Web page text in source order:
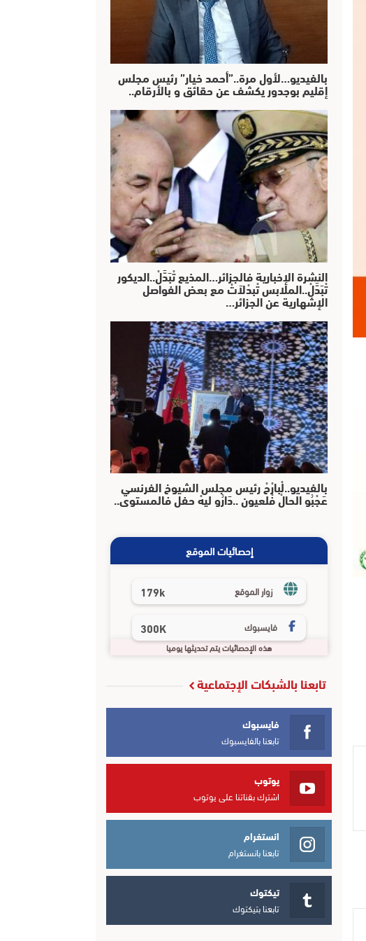
بالفيديو…لأول مرة..”أحمد خيار” رئيس مجلس
إقليم بوجدور يكشف عن حقائق و بالأرقام..
النشرة الإخبارية فالجزائر…المذيع تْبَدَّلْ..الديكور
تْبَدَّلْ..الملابس تْبدْلاَتْ مع بعض الفواصل
الإشهارية عن الجزائر…
بالفيديو..لْبارْحْ رئيس مجلس الشيوخ الفرنسي
عَجْبُو الحالْ فْلعيون ..دَارُو ليهْ حفل فالمستوى..
إحصائيات الموقع
زوار الموقع 179k
فايسبوك 300K
هذه الإحصائيات يتم تحديثها يوميا
تابعنا بالشبكات الإجتماعية
فايسبوك
تابعنا بالفايسبوك
يوتوب
اشترك بقناتنا على يوتوب
انستغرام
تابعنا بانستغرام
تيكتوك
تابعنا بتيكتوك